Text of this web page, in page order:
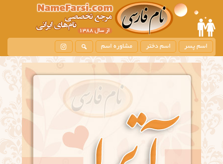
m
i
c
n
t
اسم پسر اسم دختر مشاوره اسم